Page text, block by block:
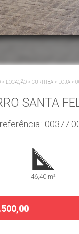
> LOCAÇÃO > CURITIBA > LOJA >
SANTA
46,40 m²